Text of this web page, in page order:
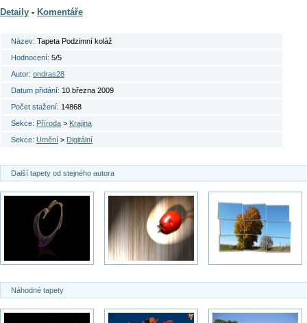
Detaily - Komentáře
Název: Tapeta Podzimní koláž
Hodnocení: 5/5
Autor: ondras28
Datum přidání: 10.března 2009
Počet stažení: 14868
Sekce: Příroda > Krajina
Sekce: Umění > Digitální
Další tapety od stejného autora
Náhodné tapety